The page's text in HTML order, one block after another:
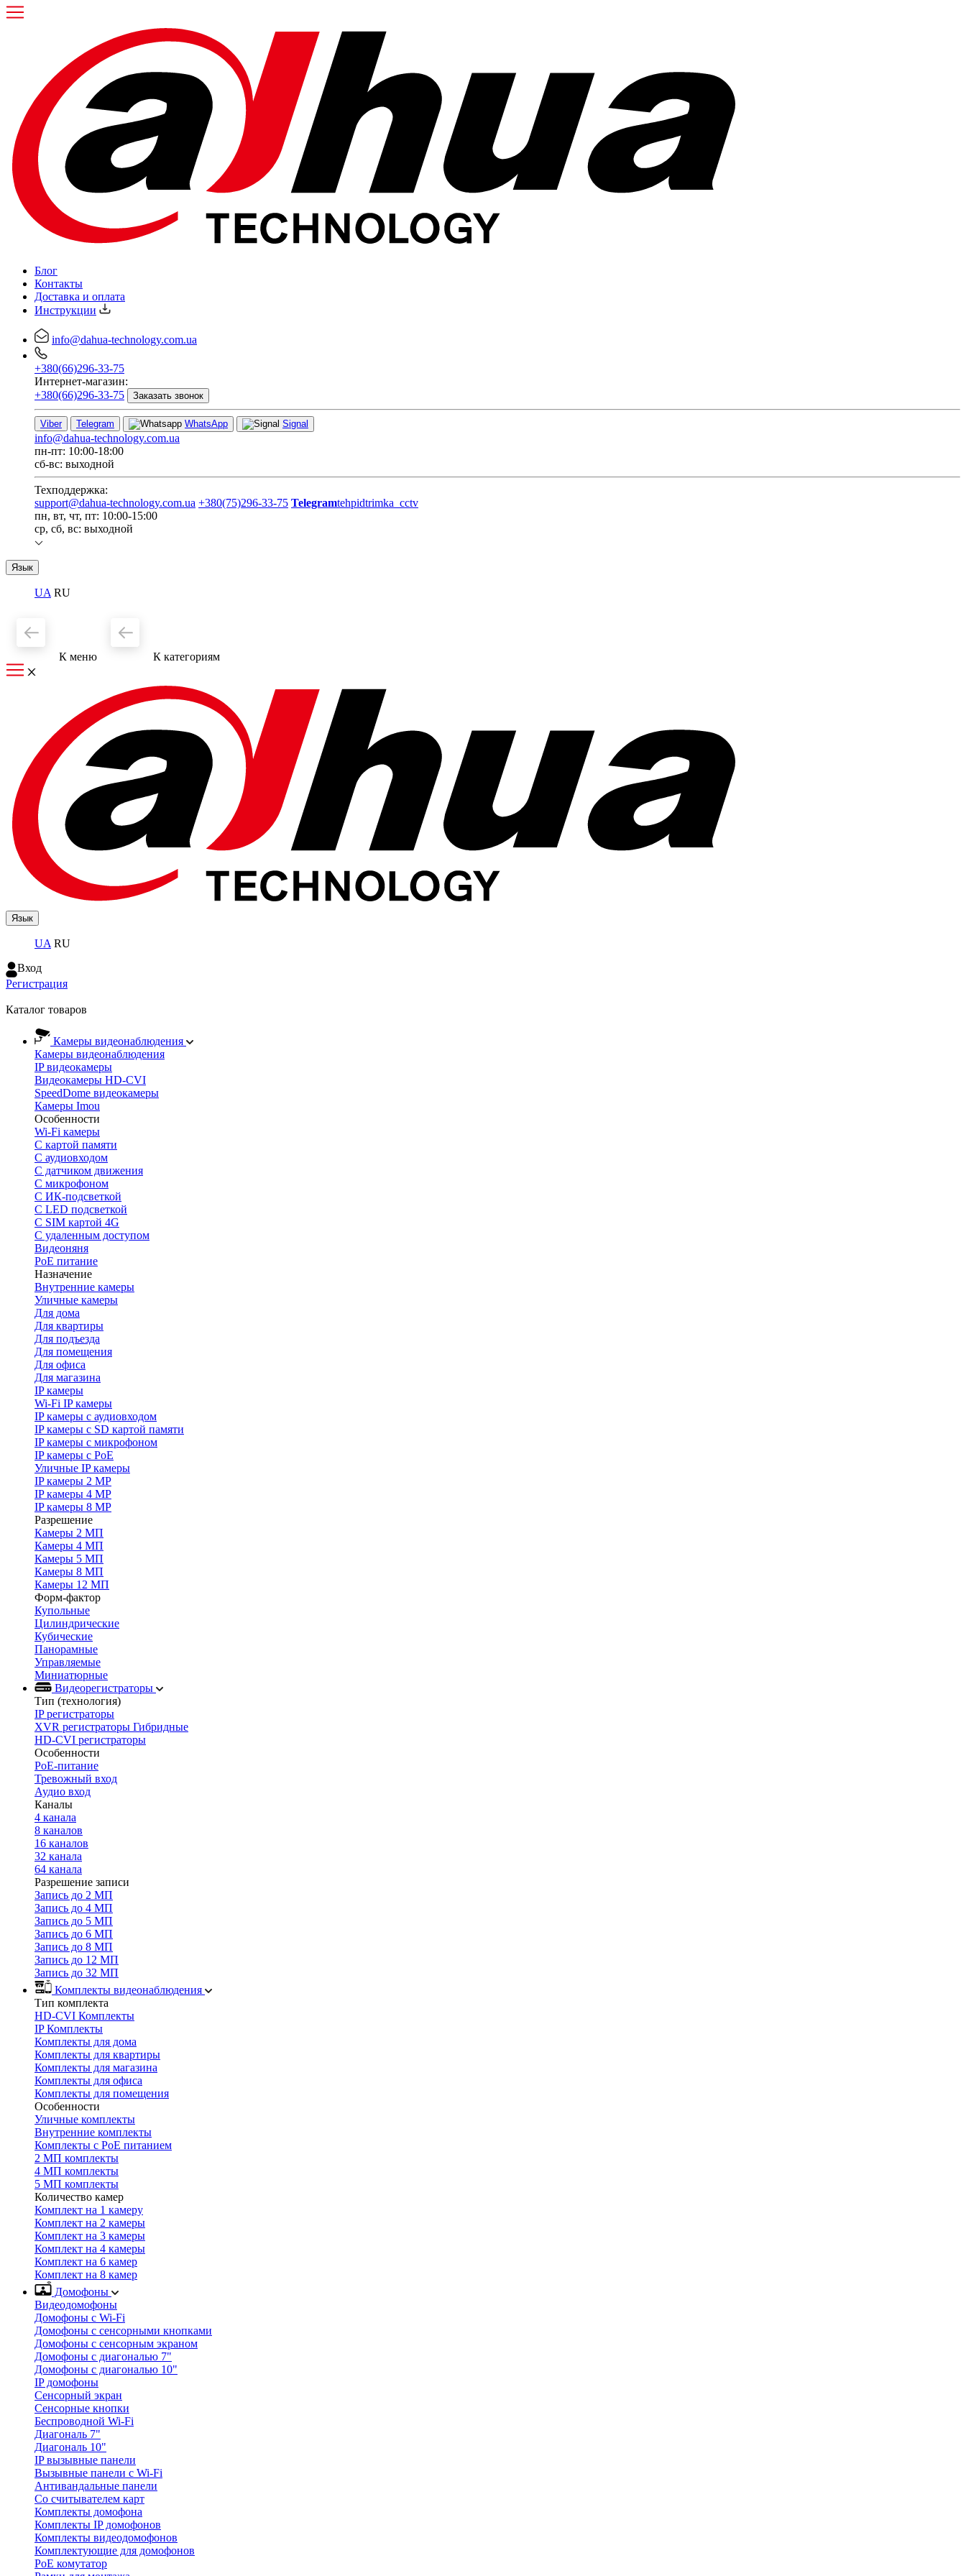
Блог
Контакты
Доставка и оплата
Инструкции
info@dahua-technology.com.ua
+380(66)296-33-75
Интернет-магазин:
+380(66)296-33-75
Заказать звонок
Viber Telegram WhatsApp Signal
info@dahua-technology.com.ua
пн-пт: 10:00-18:00
сб-вс: выходной
Техподдержка:
support@dahua-technology.com.ua +380(75)296-33-75 Telegramtehpidtrimka_cctv
пн, вт, чт, пт: 10:00-15:00
ср, сб, вс: выходной
Язык
UA RU
К меню К категориям
Язык
UA RU
Вход
Регистрация
Каталог товаров
Камеры видеонаблюдения
Камеры видеонаблюдения
IP видеокамеры
Видеокамеры HD-CVI
SpeedDome видеокамеры
Камеры Imou
Особенности
Wi-Fi камеры
С картой памяти
С аудиовходом
С датчиком движения
С микрофоном
С ИК-подсветкой
С LED подсветкой
C SIM картой 4G
C удаленным доступом
Видеоняня
PoE питание
Назначение
Внутренние камеры
Уличные камеры
Для дома
Для квартиры
Для подъезда
Для помещения
Для офиса
Для магазина
IP камеры
Wi-Fi IP камеры
IP камеры с аудиовходом
IP камеры с SD картой памяти
IP камеры с микрофоном
IP камеры с PoE
Уличные IP камеры
IP камеры 2 MP
IP камеры 4 MP
IP камеры 8 MP
Разрешение
Камеры 2 МП
Камеры 4 МП
Камеры 5 МП
Камеры 8 МП
Камеры 12 МП
Форм-фактор
Купольные
Цилиндрические
Кубические
Панорамные
Управляемые
Миниатюрные
Видеорегистраторы
Тип (технология)
IP регистраторы
XVR регистраторы Гибридные
HD-CVI регистраторы
Особенности
PoE-питание
Тревожный вход
Аудио вход
Каналы
4 канала
8 каналов
16 каналов
32 канала
64 канала
Разрешение записи
Запись до 2 МП
Запись до 4 МП
Запись до 5 МП
Запись до 6 МП
Запись до 8 МП
Запись до 12 МП
Запись до 32 МП
Комплекты видеонаблюдения
Тип комплекта
HD-CVI Комплекты
IP Комплекты
Комплекты для дома
Комплекты для квартиры
Комплекты для магазина
Комплекты для офиса
Комплекты для помещения
Особенности
Уличные комплекты
Внутренние комплекты
Комплекты с PoE питанием
2 МП комплекты
4 МП комплекты
5 МП комплекты
Количество камер
Комплект на 1 камеру
Комплект на 2 камеры
Комплект на 3 камеры
Комплект на 4 камеры
Комплект на 6 камер
Комплект на 8 камер
Домофоны
Видеодомофоны
Домофоны с Wi-Fi
Домофоны с сенсорными кнопками
Домофоны с сенсорным экраном
Домофоны с диагональю 7"
Домофоны с диагональю 10"
IP домофоны
Сенсорный экран
Сенсорные кнопки
Беспроводной Wi-Fi
Диагональ 7"
Диагональ 10"
IP вызывные панели
Вызывные панели с Wi-Fi
Антивандальные панели
Со считывателем карт
Комплекты домофона
Комплекты IP домофонов
Комплекты видеодомофонов
Комплектующие для домофонов
PoE комутатор